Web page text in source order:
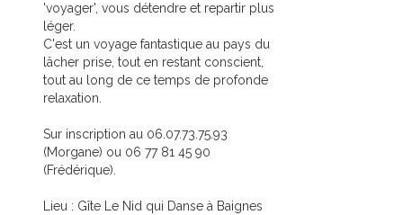
'voyager', vous détendre et repartir plus
léger.
C'est un voyage fantastique au pays du
lâcher prise, tout en restant conscient,
tout au long de ce temps de profonde
relaxation.
Sur inscription au 06.07.73.75.93
(Morgane) ou 06 77 81 45 90
(Frédérique).
Lieu : Gîte Le Nid qui Danse à Baignes